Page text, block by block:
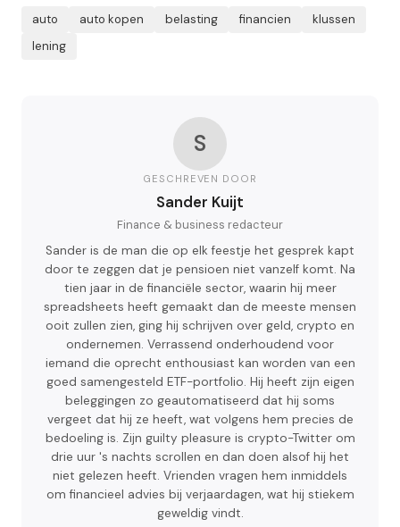
auto auto kopen belasting financien
klussen
lening
S
GESCHREVEN DOOR
Sander Kuijt
Finance & business redacteur
Sander is de man die op elk feestje het gesprek kapt
door te zeggen dat je pensioen niet vanzelf komt. Na
tien jaar in de financiële sector, waarin hij meer
spreadsheets heeft gemaakt dan de meeste mensen
ooit zullen zien, ging hij schrijven over geld, crypto en
ondernemen. Verrassend onderhoudend voor
iemand die oprecht enthousiast kan worden van een
goed samengesteld ETF-portfolio. Hij heeft zijn eigen
beleggingen zo geautomatiseerd dat hij soms
vergeet dat hij ze heeft, wat volgens hem precies de
bedoeling is. Zijn guilty pleasure is crypto-Twitter om
drie uur 's nachts scrollen en dan doen alsof hij het
niet gelezen heeft. Vrienden vragen hem inmiddels
om financieel advies bij verjaardagen, wat hij stiekem
geweldig vindt.